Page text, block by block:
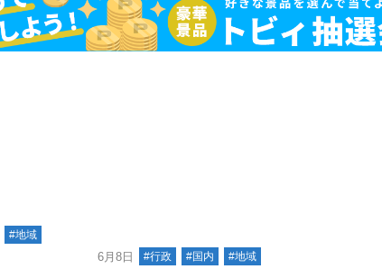
#地域
6月8日 #行政 #国内 #地域